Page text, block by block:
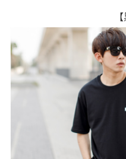
３．安心：先確認商品／服務後，
【「AFTEE先享後付」結帳流程】
１．於結帳方式選擇「AFTEE先享
結帳頁面，進行簡訊認證並確認金
２．訂單成立數日內，您將收到繳
３．收到繳費通知簡訊後14天內，
ATM／網路銀行／等多元方式進
※ 請注意：結帳手續完成當下不
購買商品的店家。未經商家同意
後付繳納相關費用。
※ 交易是否成功請以「AFTEE先
是否繳費成功／繳費後需取消欲
https://
每筆NT$80，滿NT$1,800(含
先付款後全家取貨
每筆NT$80，滿NT$1,800(含以
每筆NT$80，滿NT$1,800(含
先付款後7-11取貨
每筆NT$80，滿NT$1,800(含以